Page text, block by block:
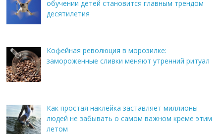
обучении детей становится главным трендом
десятилетия
Кофейная революция в морозилке:
замороженные сливки меняют утренний ритуал
Как простая наклейка заставляет миллионы
людей не забывать о самом важном креме этим
летом